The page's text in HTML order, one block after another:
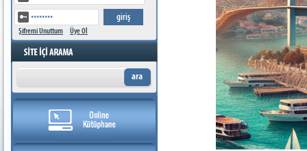
Şifremi Unuttum Üye Ol